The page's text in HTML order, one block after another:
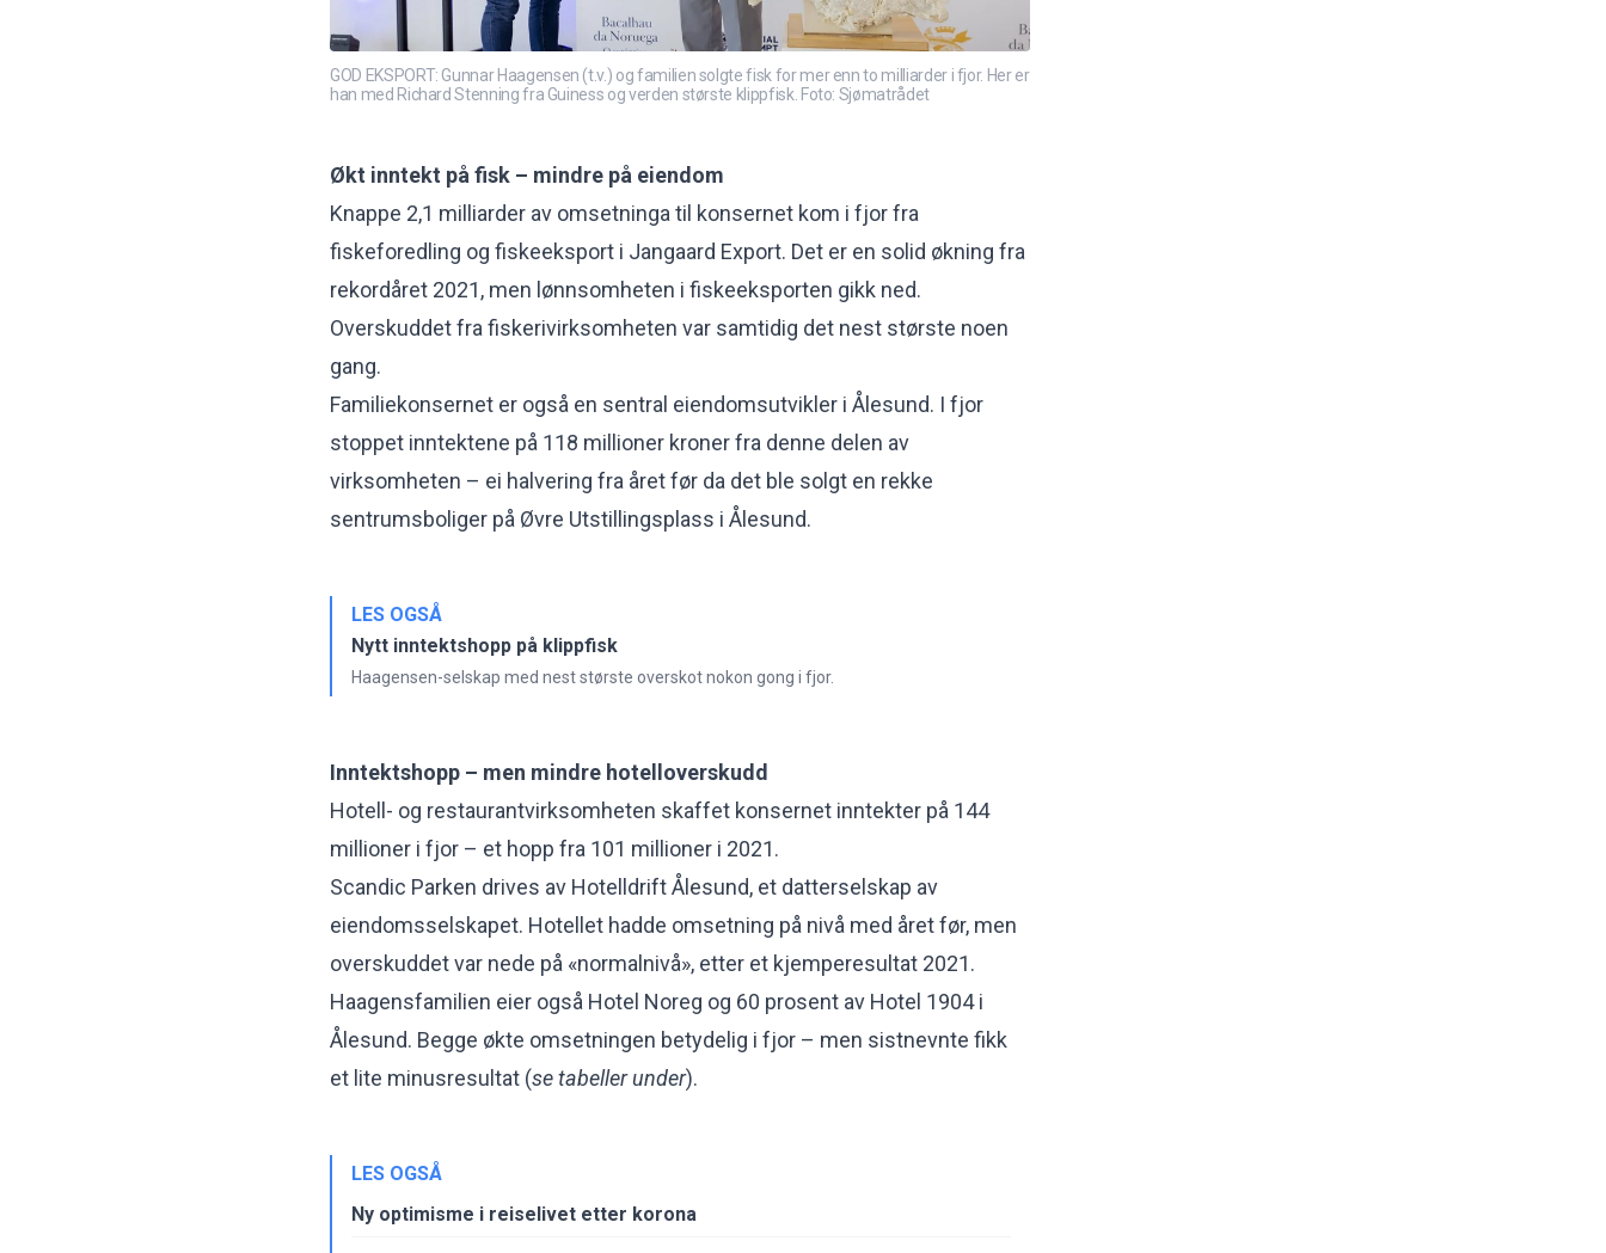
GOD EKSPORT: Gunnar Haagensen (t.v.) og familien solgte fisk for mer enn to milliarder i fjor. Her er
han med Richard Stenning fra Guiness og verden største klippfisk. Foto: Sjømatrådet
Økt inntekt på fisk – mindre på eiendom
Knappe 2,1 milliarder av omsetninga til konsernet kom i fjor fra
fiskeforedling og fiskeeksport i Jangaard Export. Det er en solid økning fra
rekordåret 2021, men lønnsomheten i fiskeeksporten gikk ned.
Overskuddet fra fiskerivirksomheten var samtidig det nest største noen
gang.
Familiekonsernet er også en sentral eiendomsutvikler i Ålesund. I fjor
stoppet inntektene på 118 millioner kroner fra denne delen av
virksomheten – ei halvering fra året før da det ble solgt en rekke
sentrumsboliger på Øvre Utstillingsplass i Ålesund.
LES OGSÅ
Nytt inntektshopp på klippfisk
Haagensen-selskap med nest største overskot nokon gong i fjor.
Inntektshopp – men mindre hotelloverskudd
Hotell- og restaurantvirksomheten skaffet konsernet inntekter på 144
millioner i fjor – et hopp fra 101 millioner i 2021.
Scandic Parken drives av Hotelldrift Ålesund, et datterselskap av
eiendomsselskapet. Hotellet hadde omsetning på nivå med året før, men
overskuddet var nede på «normalnivå», etter et kjemperesultat 2021.
Haagensfamilien eier også Hotel Noreg og 60 prosent av Hotel 1904 i
Ålesund. Begge økte omsetningen betydelig i fjor – men sistnevnte fikk
et lite minusresultat (se tabeller under).
LES OGSÅ
Ny optimisme i reiselivet etter korona